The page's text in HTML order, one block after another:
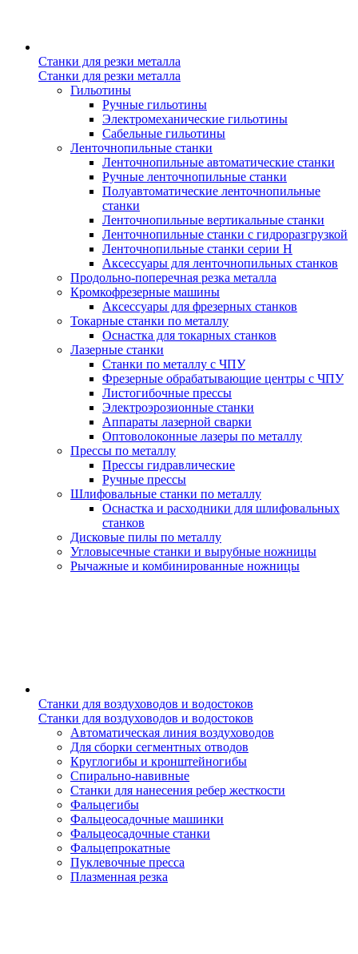
Станки для резки металла
Станки для резки металла
Гильотины
Ручные гильотины
Электромеханические гильотины
Сабельные гильотины
Ленточнопильные станки
Ленточнопильные автоматические станки
Ручные ленточнопильные станки
Полуавтоматические ленточнопильные
станки
Ленточнопильные вертикальные станки
Ленточнопильные станки с гидроразгрузкой
Ленточнопильные станки серии H
Аксессуары для ленточнопильных станков
Продольно-поперечная резка металла
Кромкофрезерные машины
Аксессуары для фрезерных станков
Токарные станки по металлу
Оснастка для токарных станков
Лазерные станки
Станки по металлу с ЧПУ
Фрезерные обрабатывающие центры с ЧПУ
Листогибочные прессы
Электроэрозионные станки
Аппараты лазерной сварки
Оптоволоконные лазеры по металлу
Прессы по металлу
Прессы гидравлические
Ручные прессы
Шлифовальные станки по металлу
Оснастка и расходники для шлифовальных
станков
Дисковые пилы по металлу
Угловысечные станки и вырубные ножницы
Рычажные и комбинированные ножницы
Станки для воздуховодов и водостоков
Станки для воздуховодов и водостоков
Автоматическая линия воздуховодов
Для сборки сегментных отводов
Круглогибы и кронштейногибы
Спирально-навивные
Станки для нанесения ребер жесткости
Фальцегибы
Фальцеосадочные машинки
Фальцеосадочные станки
Фальцепрокатные
Пуклевочные пресса
Плазменная резка